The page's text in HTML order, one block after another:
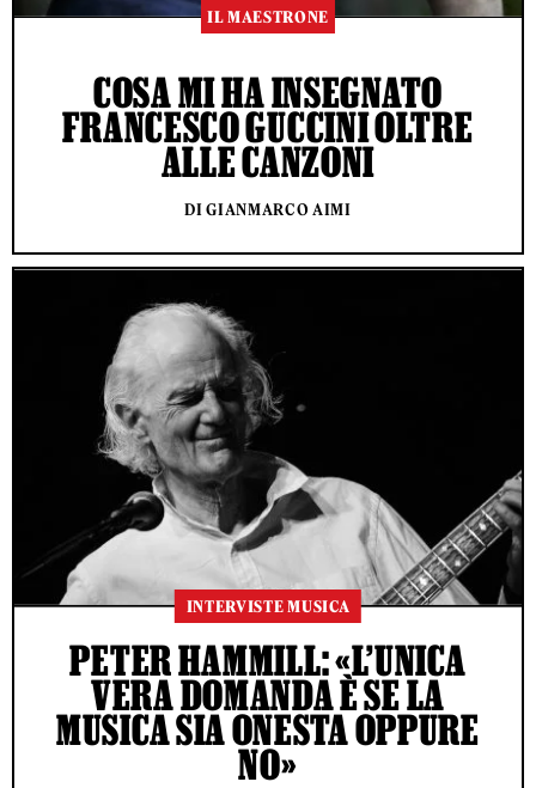
IL MAESTRONE
COSA MI HA INSEGNATO
FRANCESCO GUCCINI OLTRE
ALLE CANZONI
DI GIANMARCO AIMI
INTERVISTE MUSICA
PETER HAMMILL: «L’UNICA
VERA DOMANDA È SE LA
MUSICA SIA ONESTA OPPURE
NO»